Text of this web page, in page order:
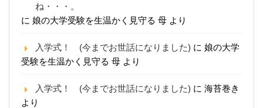
ね・・・。
に 娘の大学受験を生温かく見守る 母 より
入学式！ (今までお世話になりました) に 娘の大学
受験を生温かく見守る 母 より
入学式！ (今までお世話になりました) に 海苔巻き
より